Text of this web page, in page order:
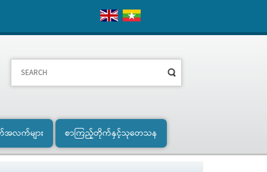
အလက်များ စာကြည့်တိုက်နှင့်သုတေသန